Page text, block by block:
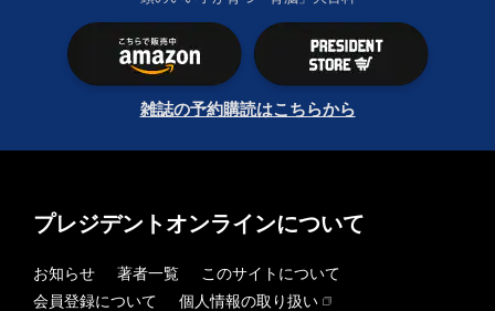
雑誌の予約購読はこちらから
プレジデントオンラインについて
お知らせ 著者一覧
このサイトについて
会員登録について
個人情報の取り扱い